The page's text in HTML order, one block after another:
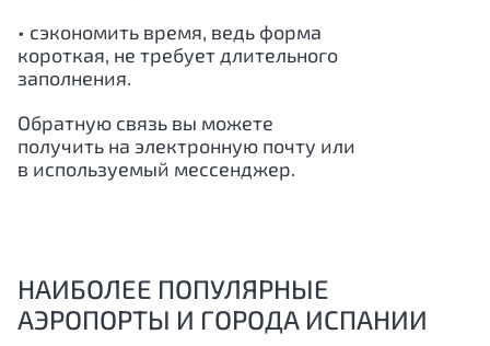
• сэкономить время, ведь форма
короткая, не требует длительного
заполнения.
Обратную связь вы можете
получить на электронную почту или
в используемый мессенджер.
НАИБОЛЕЕ ПОПУЛЯРНЫЕ
АЭРОПОРТЫ И ГОРОДА ИСПАНИИ